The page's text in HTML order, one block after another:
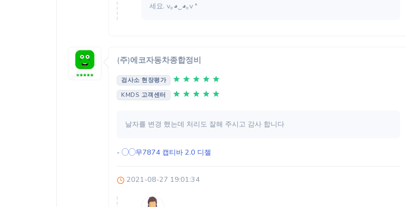
세요. v｡◕‿◕｡v "
(주)에코자동차종합정비
검사소 현장평가
KMDS 고객센터
날자를 변경 했는데 처리도 잘해 주시고 감사 합니다
- ◯◯무7874 캡티바 2.0 디젤
2021-08-27 19:01:34